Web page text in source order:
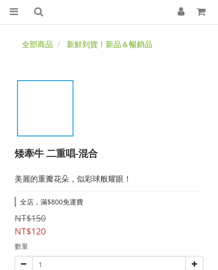
全部商品 新鮮到貨！新品＆暢銷品
矮牽牛 二重唱-混合
美麗的重瓣花朵，似彩球般耀眼！
全店，滿$800免運費
NT$150
NT$120
數量